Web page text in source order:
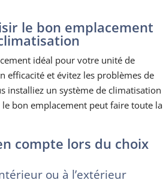
le bon emplacement
idéal pour votre unité de
efficacité et évitez les problèmes de
installiez un système de climatisation
bon emplacement peut faire toute la
compte lors du choix
ou à l’extérieur